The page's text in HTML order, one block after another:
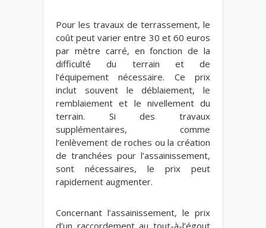
Pour les travaux de terrassement, le
coût peut varier entre 30 et 60 euros
par mètre carré, en fonction de la
difficulté du terrain et de
l’équipement nécessaire. Ce prix
inclut souvent le déblaiement, le
remblaiement et le nivellement du
terrain. Si des travaux
supplémentaires, comme
l’enlèvement de roches ou la création
de tranchées pour l’assainissement,
sont nécessaires, le prix peut
rapidement augmenter.
Concernant l’assainissement, le prix
d’un raccordement au tout-à-l’égout